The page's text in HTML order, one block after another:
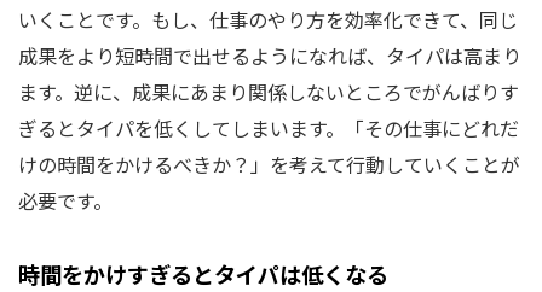
いくことです。もし、仕事のやり方を効率化できて、同じ
成果をより短時間で出せるようになれば、タイパは高まり
ます。逆に、成果にあまり関係しないところでがんばりす
ぎるとタイパを低くしてしまいます。「その仕事にどれだ
けの時間をかけるべきか？」を考えて行動していくことが
必要です。
時間をかけすぎるとタイパは低くなる